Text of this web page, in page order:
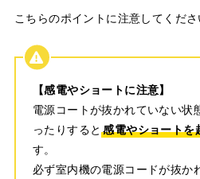
こちらのポイントに注意してくださ
【感電やショートに注意】
電源コートが抜かれていない状
ったりすると感電やショートを
す。
必ず室内機の電源コードが抜か